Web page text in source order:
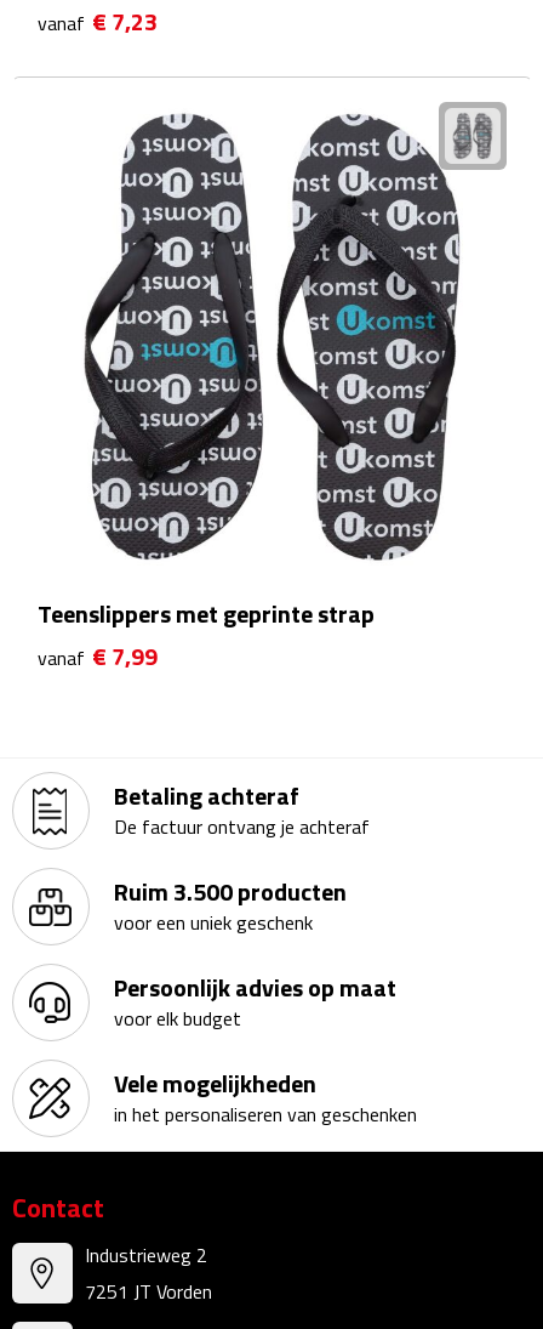
Waterflessen
Glazen & karaffen
Dubbelwandige glazen
Bierglazen
Champagneglazen
Cocktailglazen
Wijnglazen
Koffieglazen
Kopjes & Mokken
Schoteltjes
Thermossets
Kantoor & Zakelijk
Agenda's & Kalenders
Agenda's
Kalenders
Banners
Barmatten
vanaf € 7,23
Teenslippers met geprinte strap
vanaf € 7,99
Betaling achteraf
De factuur ontvang je achteraf
Ruim 3.500 producten
voor een uniek geschenk
Persoonlijk advies op maat
voor elk budget
Vele mogelijkheden
in het personaliseren van geschenken
Contact
Industrieweg 2
7251 JT Vorden